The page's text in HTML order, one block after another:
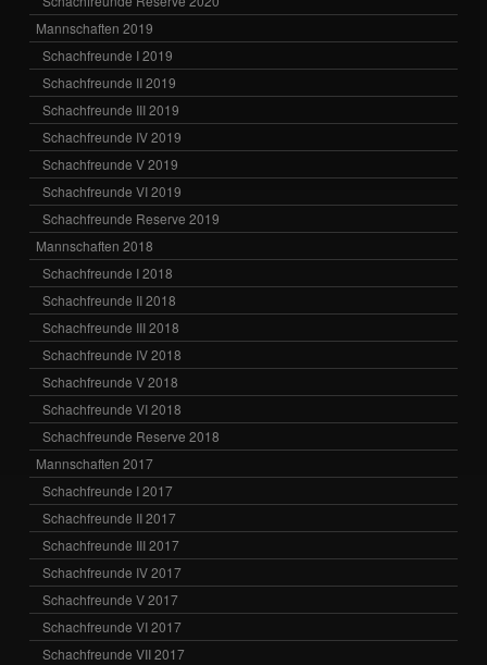
Mannschaften 2019
Schachfreunde I 2019
Schachfreunde II 2019
Schachfreunde III 2019
Schachfreunde IV 2019
Schachfreunde V 2019
Schachfreunde VI 2019
Schachfreunde Reserve 2019
Mannschaften 2018
Schachfreunde I 2018
Schachfreunde II 2018
Schachfreunde III 2018
Schachfreunde IV 2018
Schachfreunde V 2018
Schachfreunde VI 2018
Schachfreunde Reserve 2018
Mannschaften 2017
Schachfreunde I 2017
Schachfreunde II 2017
Schachfreunde III 2017
Schachfreunde IV 2017
Schachfreunde V 2017
Schachfreunde VI 2017
Schachfreunde VII 2017